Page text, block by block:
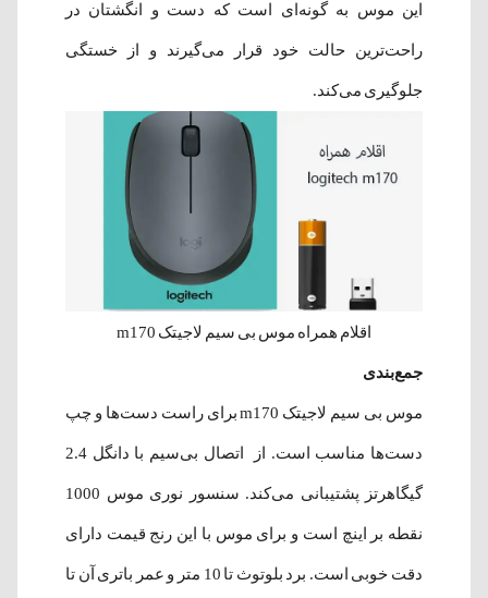
این موس به گونه‌ای است که دست و انگشتان در
راحت‌ترین حالت خود قرار می‌گیرند و از خستگی
جلوگیری می‌کند.
اقلام همراه موس بی سیم لاجیتک m170
جمع‌بندی
موس بی سیم لاجیتک m170 برای راست دست‌ها و چپ
دست‌ها مناسب است. از اتصال بی‌سیم با دانگل 2.4
گیگاهرتز پشتیبانی ‌می‌کند. سنسور نوری موس 1000
نقطه بر اینچ است و برای موس با این رنج قیمت دارای
دقت خوبی است. برد بلوتوث تا 10 متر و عمر باتری آن تا